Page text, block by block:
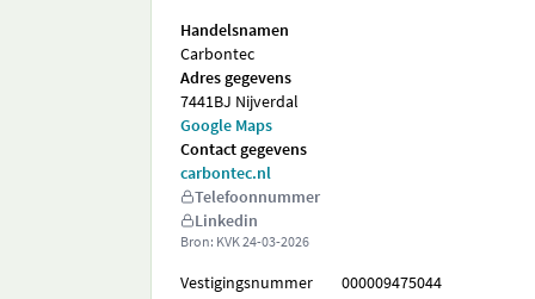
Handelsnamen
Carbontec
Adres gegevens
7441BJ Nijverdal
Google Maps
Contact gegevens
carbontec.nl
Telefoonnummer
Linkedin
Bron: KVK24-03-2026
Vestigingsnummer
000009475044